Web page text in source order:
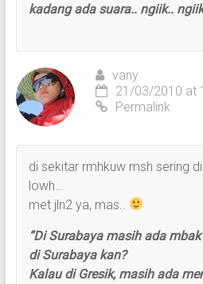
kadang ada suara.. ngiik..
vany
21/03/2010 at
Permalink
di sekitar rmhkuw msh sering
lowh…
met jln2 ya, mas..
“Di Surabaya masih ada
di Surabaya kan?
Kalau di Gresik, masih ada